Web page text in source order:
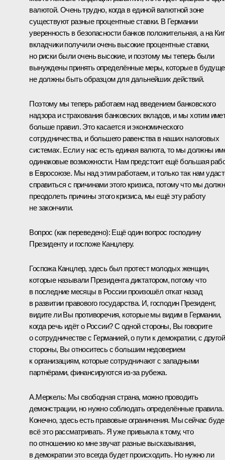
валютой. Очень трудно, когда в единой валютной зоне
существуют разные процентные ставки. В Германии
уверенность в безопасности банков положительная, а на
вкладчики получили очень высокие процентные ставки,
но риски были очень высокие, и поэтому мы теперь были
вынуждены принять определённые меры, которые в
не должны быть образцом для дальнейших действий.
Поэтому мы теперь работаем над введением банковского
надзора и страхования банковских вкладов, и мы хотим
больше правил. Это касается и экономического
сотрудничества, и большего равенства в наших налоговых
системах. Если у нас есть единая валюта, то мы должны
одинаковые возможности. Нам предстоит ещё большая
в Евросоюзе. Мы над этим работаем, и только так нам
справиться с причинами этого кризиса, потому что мы
преодолеть причины этого кризиса, мы ещё эту работу
не закончили.
Вопрос (как переведено): Ещё один вопрос господину
Президенту и госпоже Канцлеру.
Госпожа Канцлер, здесь был протест молодых женщин,
которые называли Президента диктатором, потому что
в последние месяцы в России произошёл откат назад
в развитии правового государства. И, господин Президент,
видите ли Вы противоречия, которые мы видим в Германии,
когда речь идёт о России? С одной стороны, Вы говорите
о сотрудничестве с Германией, о пути к демократии, с другой
стороны, Вы относитесь с большим недоверием
к организациям, которые сотрудничают с западными
партнёрами, финансируются из‑за рубежа.
А.Меркель: Мы свободная страна, можно проводить
демонстрации, но нужно соблюдать определённые правила.
Конечно, здесь есть правовые ограничения. Мы сейчас
всё это рассматривать. Я уже привыкла к тому, что
по отношению ко мне звучат разные высказывания,
в демократии это всегда будет происходить. Но нужно ли